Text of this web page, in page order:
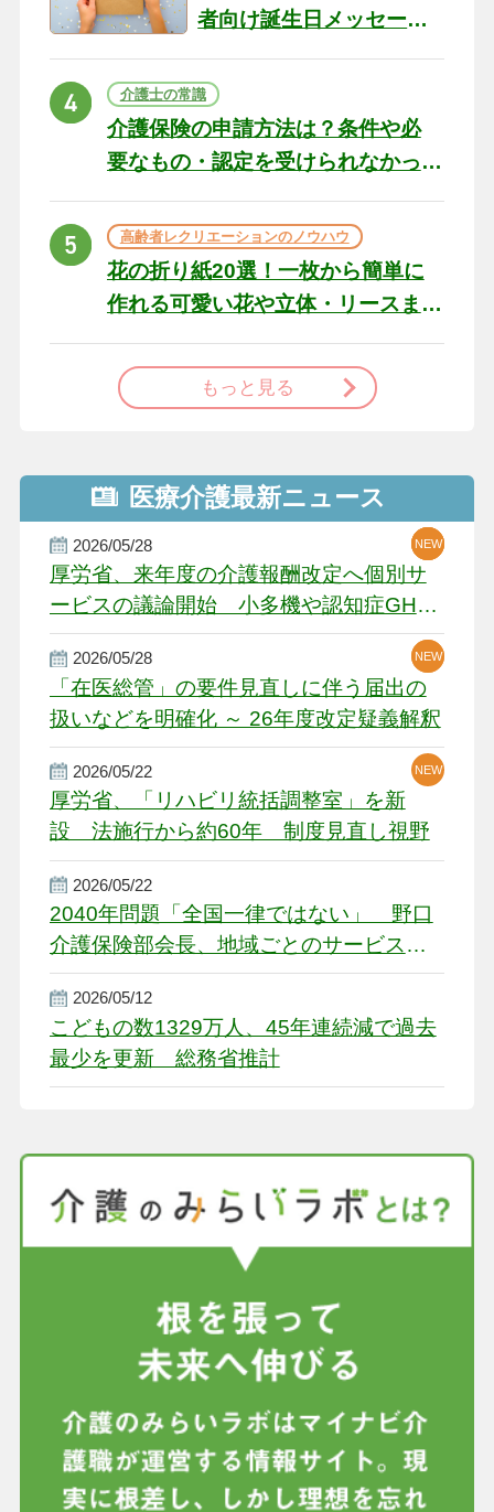
者向け誕生日メッセージ
ト
介護士の常識
介護保険の申請方法は？条件や必
要なもの・認定を受けられなかっ
高齢者レクリエーションのノウハウ
花の折り紙20選！一枚から簡単に
作れる可愛い花や立体・リースま
もっと見る
医療介護最新ニュース
2026/05/28
厚労省、来年度の介護報酬改定へ個別サ
ービスの議論開始 小多機や認知症GH、
厳しい経営環境に危機感
NEW
NEW
NEW
2026/05/28
「在医総管」の要件見直しに伴う届出の
扱いなどを明確化 ～ 26年度改定疑義解釈
NEW
NEW
2026/05/22
厚労省、「リハビリ統括調整室」を新
設 法施行から約60年 制度見直し視野
NEW
2026/05/22
2040年問題「全国一律ではない」 野口
介護保険部会長、地域ごとのサービス基
盤整備を促す
2026/05/12
こどもの数1329万人、45年連続減で過去
最少を更新 総務省推計